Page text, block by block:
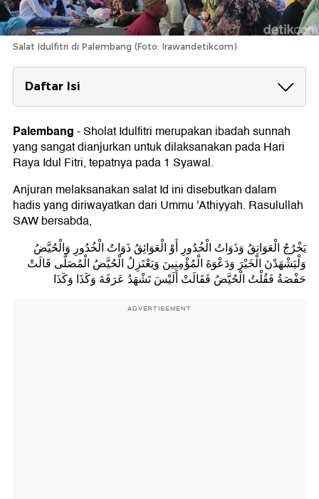
Salat Idulfitri di Palembang (Foto: Irawandetikcom)
Daftar Isi
Niat Sholat Idul Fitri
1. Niat Sholat Idul Fitri untuk Imam
2. Niat Sholat Idul Fitri untuk Makmum
Tata Cara Sholat Idulfitri
Bacaan Doa Setelah Salat Idulfitri
Palembang-Sholat Idulfitri merupakan ibadah sunnah
yang sangat dianjurkan untuk dilaksanakan pada Hari
Raya Idul Fitri, tepatnya pada 1 Syawal.
Anjuran melaksanakan salat Id ini disebutkan dalam
hadis yang diriwayatkan dari Ummu 'Athiyyah. Rasulullah
SAW bersabda,
يَخْرُجُ الْعَوَاتِقُ وَذَوَاتُ الْخُدُورِ أَوْ الْعَوَائِقُ ذَوَاتُ الْخُدُورِ وَالْحُيَّضُ
وَلْيَشْهَدْنَ الْخَيْرَ وَدَعْوَةَ الْمُؤْمِنِينَ وَيَعْتَزِلُ الْحُيَّضُ الْمُصَلَّى قَالَتْ
حَفْصَةُ فَقُلْتُ الْحُيَّضُ فَقَالَتْ أَلَيْسَ تَشْهَدُ عَرَفَةَ وَكَذَا وَكَذَا
ADVERTISEMENT